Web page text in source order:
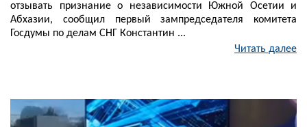
отзывать признание о независимости Южной Осетии и
Абхазии, сообщил первый зампредседателя комитета
Госдумы по делам СНГ Константин ...
Читать далее